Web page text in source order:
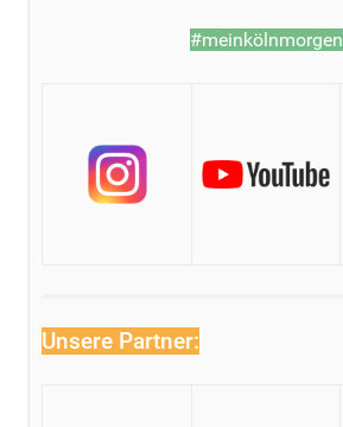
#meinkölnmorgen
Unsere Partner: